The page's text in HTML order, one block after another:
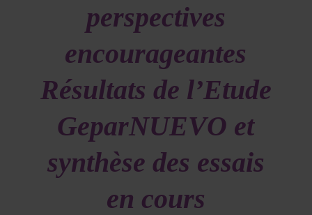
perspectives
encourageantes
Résultats de l’Etude
GeparNUEVO et
synthèse des essais
en cours